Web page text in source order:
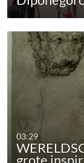
03:29